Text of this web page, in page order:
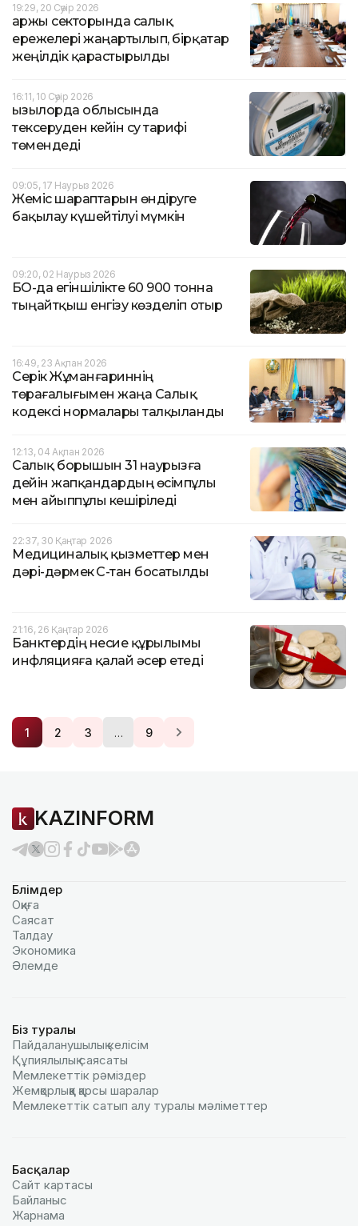
19:29, 20 Сәуір 2026
Қаржы секторында салық
ережелері жаңартылып, бірқатар
жеңілдік қарастырылды
16:11, 10 Сәуір 2026
Қызылорда облысында
тексеруден кейін су тарифі
төмендеді
09:05, 17 Наурыз 2026
Жеміс шараптарын өндіруге
бақылау күшейтілуі мүмкін
09:20, 02 Наурыз 2026
БҚО-да егіншілікте 60 900 тонна
тыңайтқыш енгізу көзделіп отыр
16:49, 23 Ақпан 2026
Серік Жұманғариннің
төрағалығымен жаңа Салық
кодексі нормалары талқыланды
12:13, 04 Ақпан 2026
Салық борышын 31 наурызға
дейін жапқандардың өсімпұлы
мен айыппұлы кешіріледі
22:37, 30 Қаңтар 2026
Медициналық қызметтер мен
дәрі-дәрмек ҚҚС-тан босатылды
21:16, 26 Қаңтар 2026
Банктердің несие құрылымы
инфляцияға қалай әсер етеді
1 2 3 … 9
KAZINFORM
Бөлімдер
Оқиға
Саясат
Талдау
Экономика
Әлемде
Біз туралы
Пайдаланушылық келiciм
Құпиялылық саясаты
Мемлекеттік рәміздер
Жемқорлыққа қарсы шаралар
Мемлекеттік сатып алу туралы мәлiметтер
Басқалар
Сайт картасы
Байланыс
Жарнама